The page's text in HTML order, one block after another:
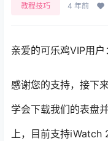
教程技巧 4 年前
亲爱的可乐鸡VIP用户：
感谢您的支持，接下
学会下载我们的表盘
上，目前支持